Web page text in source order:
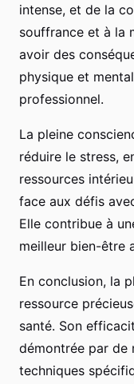
intense, et de la
souffrance et à la
avoir des
physique et
professionnel.
La pleine
réduire le stress,
ressources
face aux défis
Elle contribue à
meilleur bien-être
En conclusion, la
ressource
santé. Son
démontrée par de
techniques